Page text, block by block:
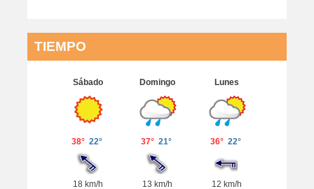
TIEMPO